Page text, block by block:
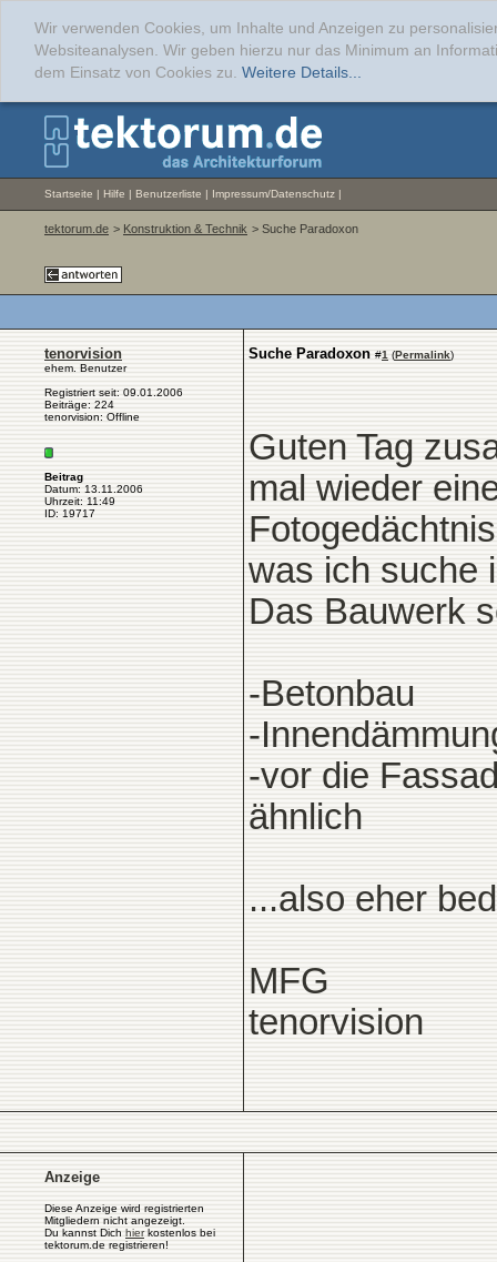
Wir verwenden Cookies, um Inhalte und Anzeigen zu
Websiteanalysen. Wir geben hierzu nur das Minimum an
dem Einsatz von Cookies zu. Weitere Details...
Startseite | Hilfe | Benutzerliste | Impressum/Datenschutz |
tektorum.de > Konstruktion & Technik > Suche Paradoxon
tenorvision
ehem. Benutzer
Registriert seit: 09.01.2006
Beiträge: 224
tenorvision: Offline
Beitrag
Datum: 13.11.2006
Uhrzeit: 11:49
ID: 19717
Suche Paradoxon #1 (Permalink)
Guten Tag
mal wieder
was ich suche
Das Bauwerk
-Betonbau
-
-vor die
ähnlich
...also eher
MFG
tenorvision
Anzeige
Diese Anzeige wird registrierten
Mitgliedern nicht angezeigt.
Du kannst Dich hierkostenlos bei
tektorum.de registrieren!